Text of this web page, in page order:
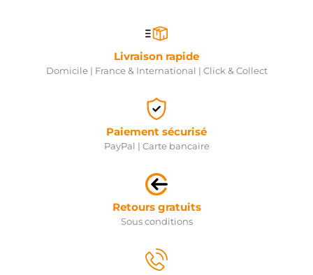
Livraison rapide
Domicile | France & International | Click & Collect
Paiement sécurisé
PayPal | Carte bancaire
Retours gratuits
Sous conditions